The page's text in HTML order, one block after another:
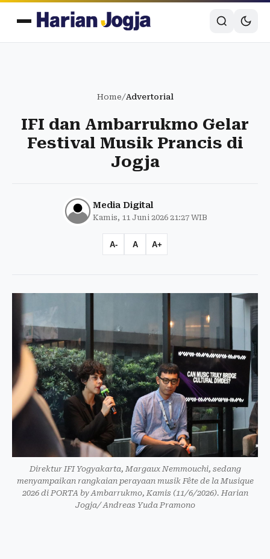
Home/Advertorial
IFI dan Ambarrukmo Gelar
Festival Musik Prancis di
Jogja
Media Digital
Kamis, 11 Juni 2026 21:27 WIB
A- A A+
Direktur IFI Yogyakarta, Margaux Nemmouchi, sedang
menyampaikan rangkaian perayaan musik Fête de la Musique
2026 di PORTA by Ambarrukmo, Kamis (11/6/2026). Harian
Jogja/ Andreas Yuda Pramono